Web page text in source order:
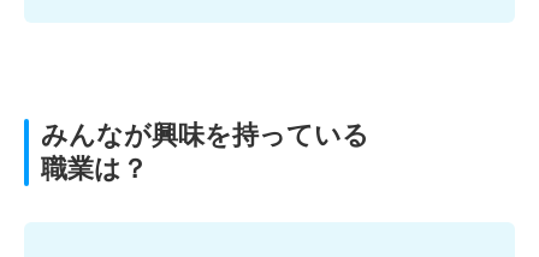
みんなが興味を持っている
職業は？